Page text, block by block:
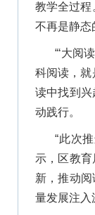
教学全过程
不再是静态
“‘大阅
科阅读，就
读中找到兴
动践行。
“此次
示，区教
新，推动
量发展注入